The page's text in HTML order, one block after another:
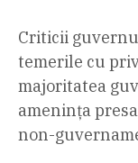
Criticii
temerile cu
majoritatea
amenința
non-